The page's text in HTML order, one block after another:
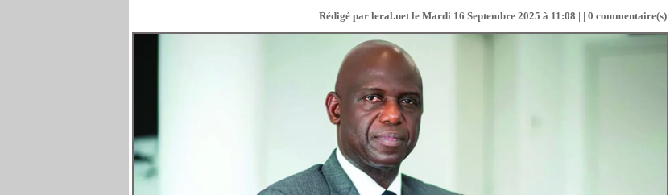
Rédigé par leral.net le Mardi 16 Septembre 2025 à 11:08 | | 0 commentaire(s)|